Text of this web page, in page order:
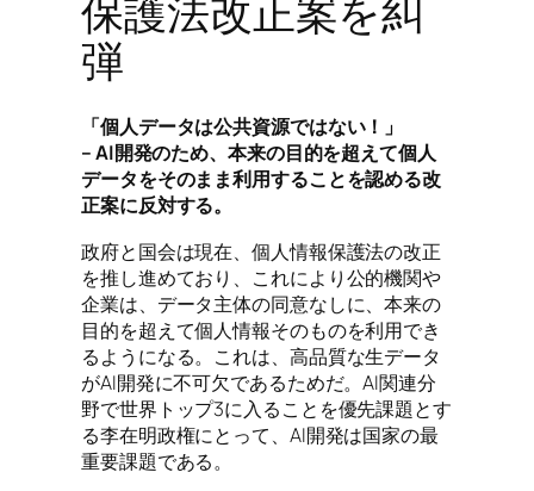
保護法改正案を糾
弾
「個人データは公共資源ではない！」
– AI開発のため、本来の目的を超えて個人
データをそのまま利用することを認める改
正案に反対する。
政府と国会は現在、個人情報保護法の改正
を推し進めており、これにより公的機関や
企業は、データ主体の同意なしに、本来の
目的を超えて個人情報そのものを利用でき
るようになる。これは、高品質な生データ
がAI開発に不可欠であるためだ。AI関連分
野で世界トップ3に入ることを優先課題とす
る李在明政権にとって、AI開発は国家の最
重要課題である。